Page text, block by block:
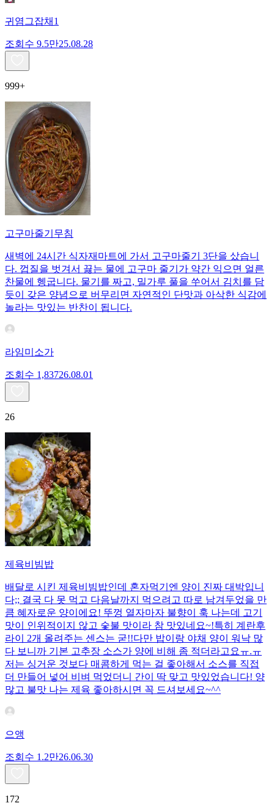
귀염그잡채1
조회수 9.5만25.08.28
999+
고구마줄기무침
새벽에 24시간 식자재마트에 가서 고구마줄기 3단을 샀습니
다. 껍질을 벗겨서 끓는 물에 고구마 줄기가 약간 익으면 얼른
찬물에 헹굽니다. 물기를 짜고, 밀가루 풀을 쑤어서 김치를 담
듯이 갖은 양념으로 버무리면 자연적인 단맛과 아삭한 식감에
놀라는 맛있는 반찬이 됩니다.
라임미소가
조회수 1,83726.08.01
26
제육비빔밥
배달로 시킨 제육비빔밥인데 혼자먹기엔 양이 진짜 대박입니
다;; 결국 다 못 먹고 다음날까지 먹으려고 따로 남겨두었을 만
큼 혜자로운 양이에요! 뚜껑 열자마자 불향이 훅 나는데 고기
맛이 인위적이지 않고 숯불 맛이라 참 맛있네요~!특히 계란후
라이 2개 올려주는 센스는 굳!! ​다만 밥이랑 야채 양이 워낙 많
다 보니까 기본 고추장 소스가 양에 비해 좀 적더라고요ㅠ.ㅠ
저는 싱거운 것보다 매콤하게 먹는 걸 좋아해서 소스를 직접
더 만들어 넣어 비벼 먹었더니 간이 딱 맞고 맛있었습니다! 양
많고 불맛 나는 제육 좋아하시면 꼭 드셔보세요~^^
으앵
조회수 1.2만26.06.30
172